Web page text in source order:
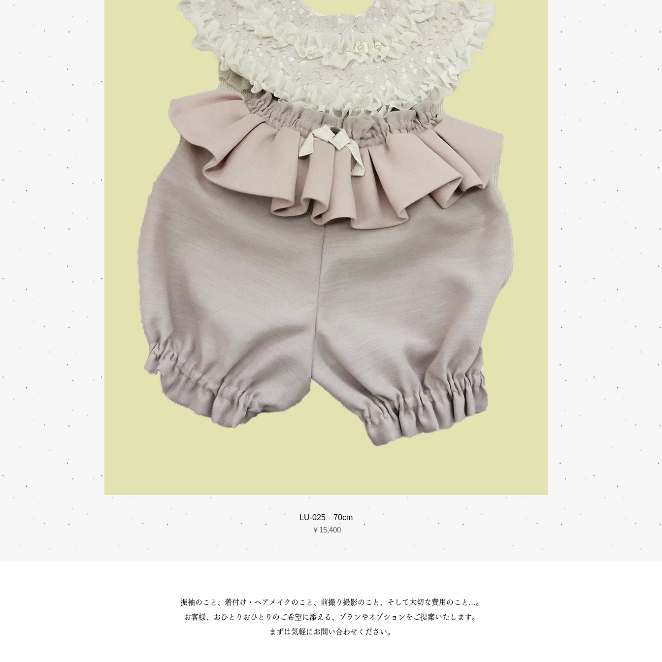
LU-025 70cm
価格
￥15,400
振袖のこと、着付け・ヘアメイクのこと、前撮り撮影のこと、そして大切な費用のこと…。
お客様、おひとりおひとりのご希望に添える、プランやオプションをご提案いたします。
まずは気軽にお問い合わせください。